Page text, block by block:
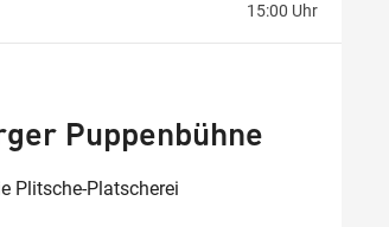
15:00 Uhr
Puppenbühne
Plitsche-Platscherei